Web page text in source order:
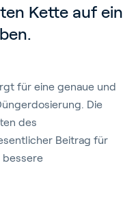
Kette auf ein
für eine genaue und
Die
des
Beitrag für
bessere